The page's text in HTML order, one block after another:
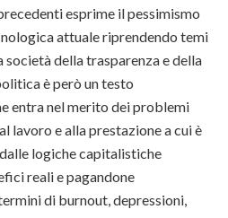
esprime il pessimismo
attuale riprendendo temi
società della trasparenza e della
è però un testo
entra nel merito dei problemi
lavoro e alla prestazione a cui è
logiche capitalistiche
reali e pagandone
di burnout, depressioni,